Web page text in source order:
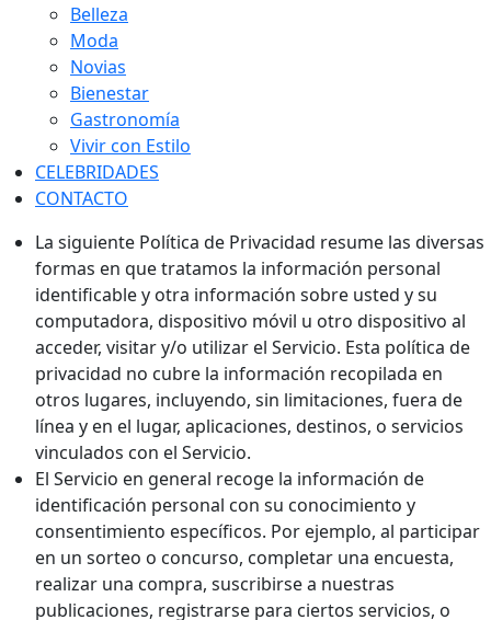
Belleza
Moda
Novias
Bienestar
Gastronomía
Vivir con Estilo
CELEBRIDADES
CONTACTO
La siguiente Política de Privacidad resume las diversas
formas en que tratamos la información personal
identificable y otra información sobre usted y su
computadora, dispositivo móvil u otro dispositivo al
acceder, visitar y/o utilizar el Servicio. Esta política de
privacidad no cubre la información recopilada en
otros lugares, incluyendo, sin limitaciones, fuera de
línea y en el lugar, aplicaciones, destinos, o servicios
vinculados con el Servicio.
El Servicio en general recoge la información de
identificación personal con su conocimiento y
consentimiento específicos. Por ejemplo, al participar
en un sorteo o concurso, completar una encuesta,
realizar una compra, suscribirse a nuestras
publicaciones, registrarse para ciertos servicios, o